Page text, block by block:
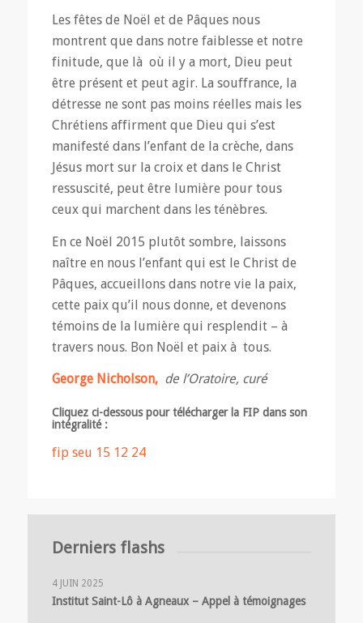
Les fêtes de Noël et de Pâques nous
montrent que dans notre faiblesse et notre
finitude, que là où il y a mort, Dieu peut
être présent et peut agir. La souffrance, la
détresse ne sont pas moins réelles mais les
Chrétiens affirment que Dieu qui s’est
manifesté dans l’enfant de la crèche, dans
Jésus mort sur la croix et dans le Christ
ressuscité, peut être lumière pour tous
ceux qui marchent dans les ténèbres.
En ce Noël 2015 plutôt sombre, laissons
naître en nous l’enfant qui est le Christ de
Pâques, accueillons dans notre vie la paix,
cette paix qu’il nous donne, et devenons
témoins de la lumière qui resplendit – à
travers nous. Bon Noël et paix à tous.
George Nicholson, de l’Oratoire, curé
Cliquez ci-dessous pour télécharger la FIP dans son
intégralité :
fip seu 15 12 24
Derniers flashs
4 JUIN 2025
Institut Saint-Lô à Agneaux – Appel à témoignages